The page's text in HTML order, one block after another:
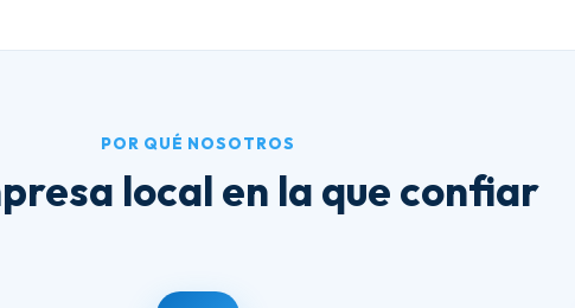
POR QUÉ NOSOTROS
local en la que confiar